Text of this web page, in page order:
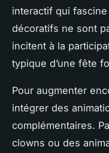
interactif qui
décoratifs ne sont
incitent à la
typique d’une fête
Pour augmenter
intégrer des
complémentaires.
clowns ou des